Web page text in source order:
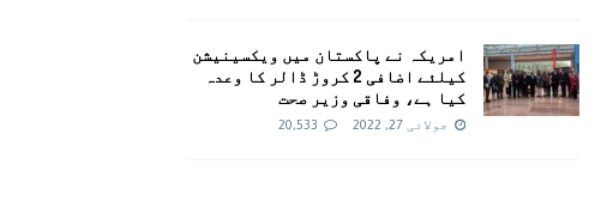
امريکہ نے پاکستان میں ویکسینیشن
کیلئے اضافی 2 کروڑ ڈالر کا وعدہ
کیا ہے، وفاقی وزیر صحت
جولائی 27, 2022 20,533